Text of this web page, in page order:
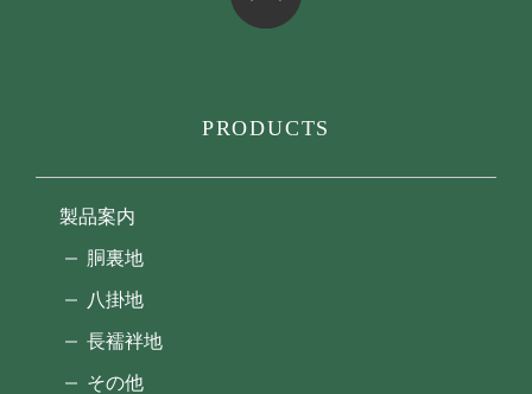
PRODUCTS
製品案内
胴裏地
八掛地
長襦袢地
その他